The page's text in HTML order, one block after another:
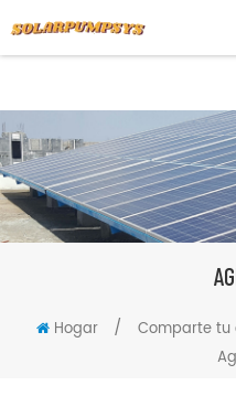
Hogar / Comparte tu